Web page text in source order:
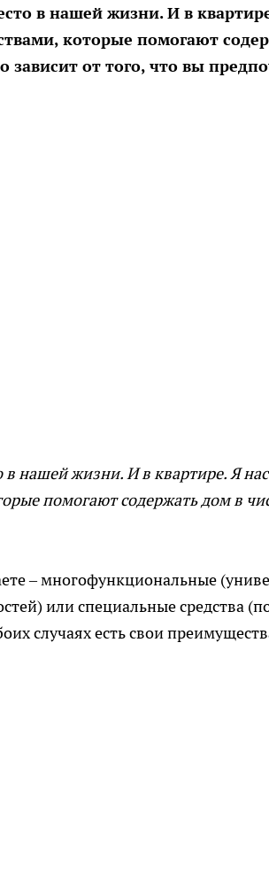
в нашей жизни. И в
которые помогают
от того, что вы
нашей жизни. И в квартире. Я
помогают содержать дом в
– многофункциональные
или специальные средства
случаях есть свои